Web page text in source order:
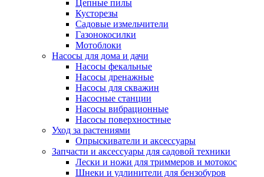
Цепные пилы
Кусторезы
Садовые измельчители
Газонокосилки
Мотоблоки
Насосы для дома и дачи
Насосы фекальные
Насосы дренажные
Насосы для скважин
Насосные станции
Насосы вибрационные
Насосы поверхностные
Уход за растениями
Опрыскиватели и аксессуары
Запчасти и аксессуары для садовой техники
Лески и ножи для триммеров и мотокос
Шнеки и удлинители для бензобуров